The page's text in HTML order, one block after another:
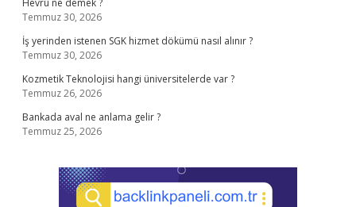
Hevrü ne demek ?
Temmuz 30, 2026
İş yerinden istenen SGK hizmet dökümü nasıl alınır ?
Temmuz 30, 2026
Kozmetik Teknolojisi hangi üniversitelerde var ?
Temmuz 26, 2026
Bankada aval ne anlama gelir ?
Temmuz 25, 2026